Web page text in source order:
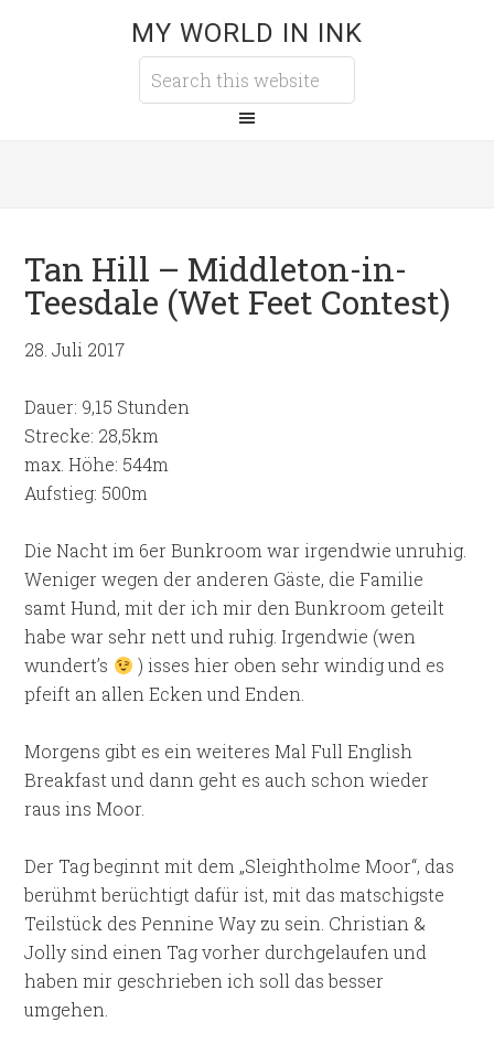
MY WORLD IN INK
Tan Hill – Middleton-in-
Teesdale (Wet Feet Contest)
28. Juli 2017
Dauer: 9,15 Stunden
Strecke: 28,5km
max. Höhe: 544m
Aufstieg: 500m
Die Nacht im 6er Bunkroom war irgendwie unruhig.
Weniger wegen der anderen Gäste, die Familie
samt Hund, mit der ich mir den Bunkroom geteilt
habe war sehr nett und ruhig. Irgendwie (wen
wundert’s
) isses hier oben sehr windig und es
pfeift an allen Ecken und Enden.
Morgens gibt es ein weiteres Mal Full English
Breakfast und dann geht es auch schon wieder
raus ins Moor.
Der Tag beginnt mit dem „Sleightholme Moor“, das
berühmt berüchtigt dafür ist, mit das matschigste
Teilstück des Pennine Way zu sein. Christian &
Jolly sind einen Tag vorher durchgelaufen und
haben mir geschrieben ich soll das besser
umgehen.